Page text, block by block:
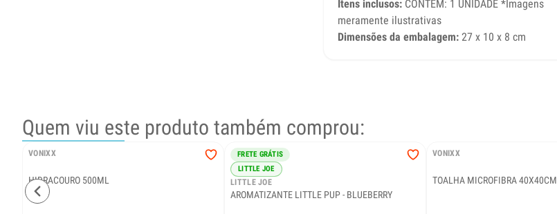
Itens inclusos:CONTÉM: 1 UNIDADE *Imagens
meramente ilustrativas
Dimensões da embalagem:27 x 10 x 8 cm
Quem viu este produto também comprou:
VONIXX
HIDRACOURO 500ML
FRETE GRÁTIS
LITTLE JOE
LITTLE JOE
AROMATIZANTE LITTLE PUP - BLUEBERRY
VONIXX
TOALHA MICROFIBRA 40X40CM